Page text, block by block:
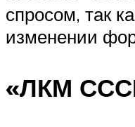
спросом, так
изменении
«ЛКМ